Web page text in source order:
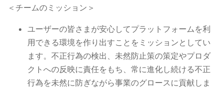
＜チームのミッション＞
ユーザーの皆さまが安心してプラットフォームを利
用できる環境を作り出すことをミッションとしてい
ます。不正行為の検出、未然防止策の策定やプロダ
クトへの反映に責任をもち、常に進化し続ける不正
行為を未然に防ぎながら事業のグロースに貢献しま